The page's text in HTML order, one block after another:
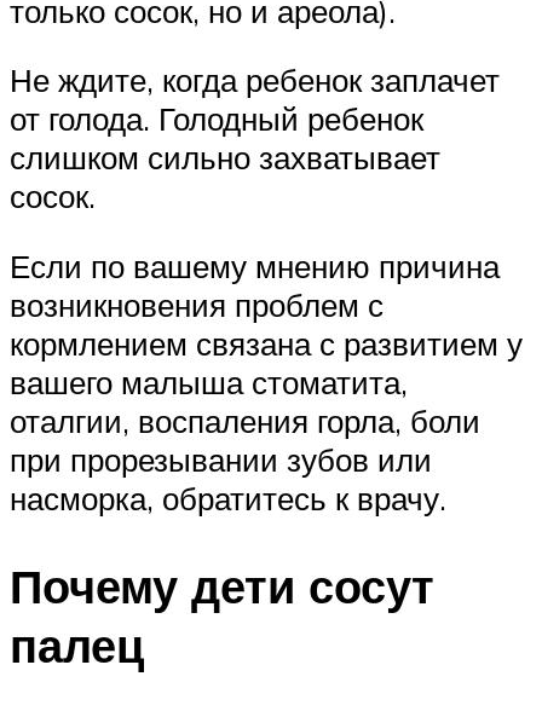
только сосок, но и ареола).
Не ждите, когда ребенок заплачет
от голода. Голодный ребенок
слишком сильно захватывает
сосок.
Если по вашему мнению причина
возникновения проблем с
кормлением связана с развитием у
вашего малыша стоматита,
оталгии, воспаления горла, боли
при прорезывании зубов или
насморка, обратитесь к врачу.
Почему дети сосут
палец